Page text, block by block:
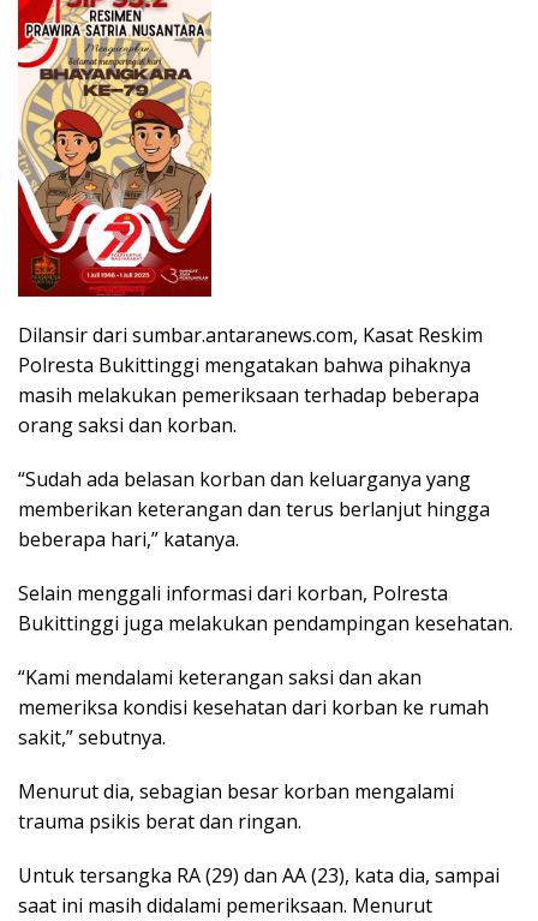
Dilansir dari sumbar.antaranews.com, Kasat Reskim
Polresta Bukittinggi mengatakan bahwa pihaknya
masih melakukan pemeriksaan terhadap beberapa
orang saksi dan korban.
“Sudah ada belasan korban dan keluarganya yang
memberikan keterangan dan terus berlanjut hingga
beberapa hari,” katanya.
Selain menggali informasi dari korban, Polresta
Bukittinggi juga melakukan pendampingan kesehatan.
“Kami mendalami keterangan saksi dan akan
memeriksa kondisi kesehatan dari korban ke rumah
sakit,” sebutnya.
Menurut dia, sebagian besar korban mengalami
trauma psikis berat dan ringan.
Untuk tersangka RA (29) dan AA (23), kata dia, sampai
saat ini masih didalami pemeriksaan. Menurut